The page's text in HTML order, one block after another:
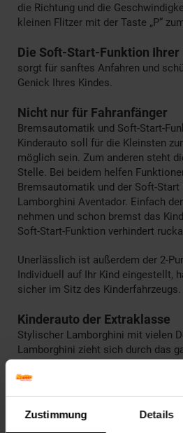
Zustimmung Details
die Richtung und die
kleinen Flitzer mit der Taste „P“
Die Soft-Start-Funktion Ihrer
sorgt für sanftes Anfahren und
Genick Ihres Kindes.
Nicht nur für Fahranfänger
Bremsautomatik und Soft-Start-
Kinderauto soll für die Kleinsten
möglich sein. Zum anderen steht
Stelle. Bei beidem helfen
Bremsautomatik und der Soft-
Lamborghini Aventador. Einfach
nehmen und schon bremst das
Soft-Start-Funktion verhindert
Unerlässlich ist außerdem der 2-
Individuell auf Ihr Kind eingestellt,
sicher im Sitz des Kinderfahrzeugs.
Kinderauto der Extraklasse
Stylischer Lamborghini mit vielen
Lamborghini zieht sich durch das
Motorhaube, auf dem Sitz und auf
Heck ziert ein Lamborghini-
Karosserie unterstützt den
Kinder-Elektroautos. Egal ob in